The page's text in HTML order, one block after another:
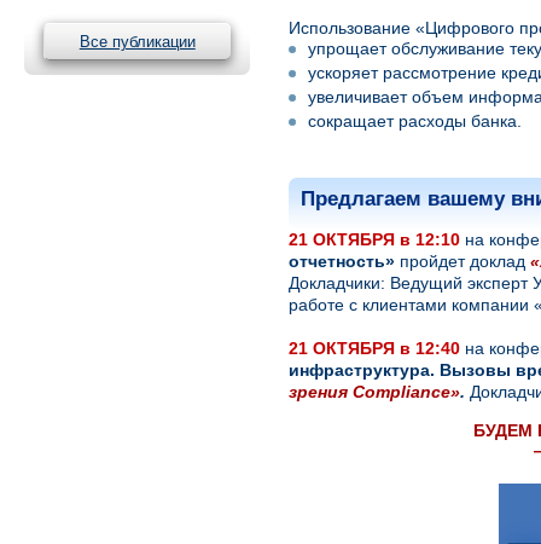
Все публикации
Использование «Цифрового
упрощает обслуживание
ускоряет рассмотрение
увеличивает объем
сокращает расходы банка.
Предлагаем вашему
21 ОКТЯБРЯ в 12:10 на
отчетность»пройдет доклад «
Докладчики: Ведущий
работе с клиентами компании
21 ОКТЯБРЯ в 12:40на
инфраструктура. Вызовы
зрения Compliance».
БУДЕМ